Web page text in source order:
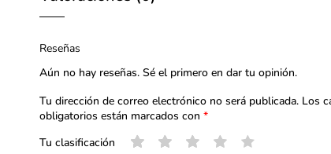
Reseñas
Aún no hay reseñas. Sé el primero en dar tu opinión.
Tu dirección de correo electrónico no será publicada. Los
obligatorios están marcados con *
Tu clasificación